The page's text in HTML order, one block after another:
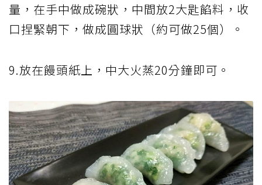
量，在手中做成碗狀，中間放2大匙餡料，收
口捏緊朝下，做成圓球狀（約可做25個）。
9.放在饅頭紙上，中大火蒸20分鐘即可。